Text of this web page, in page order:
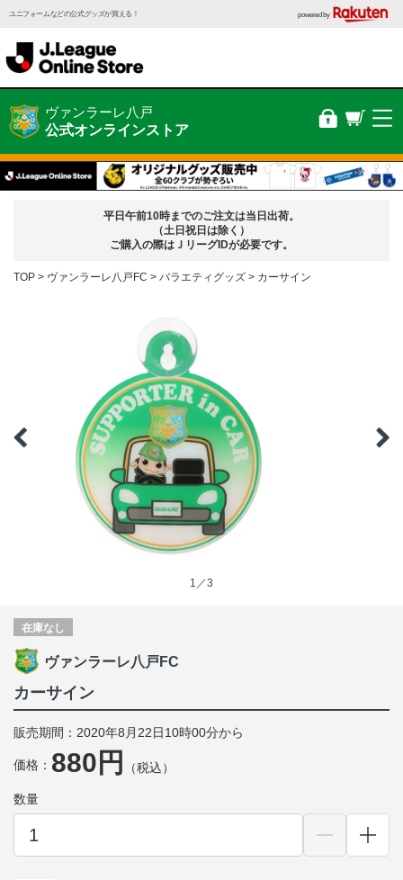
ユニフォームなどの公式グッズが買える！ powered by
ヴァンラーレ八戸
公式オンラインストア
平日午前10時までのご注文は当日出荷。
（土日祝日は除く）
ご購入の際はＪリーグIDが必要です。
TOP ヴァンラーレ八戸FC バラエティグッズ カーサイン
1／3
在庫なし
ヴァンラーレ八戸FC
カーサイン
販売期間：2020年8月22日10時00分から
価格： 880円 （税込）
数量